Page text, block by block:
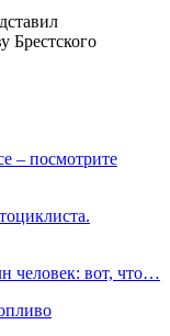
Брестского
‒ посмотрите
человек: вот, что…